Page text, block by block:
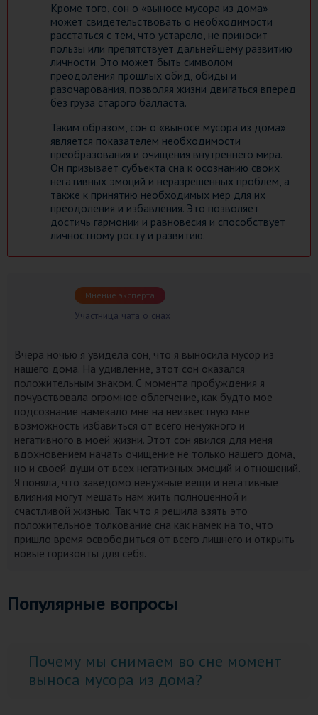
Кроме того, сон о «выносе мусора из дома»
может свидетельствовать о необходимости
расстаться с тем, что устарело, не приносит
пользы или препятствует дальнейшему развитию
личности. Это может быть символом
преодоления прошлых обид, обиды и
разочарования, позволяя жизни двигаться вперед
без груза старого балласта.
Таким образом, сон о «выносе мусора из дома»
является показателем необходимости
преобразования и очищения внутреннего мира.
Он призывает субъекта сна к осознанию своих
негативных эмоций и неразрешенных проблем, а
также к принятию необходимых мер для их
преодоления и избавления. Это позволяет
достичь гармонии и равновесия и способствует
личностному росту и развитию.
Мнение эксперта
Участница чата о снах
Вчера ночью я увидела сон, что я выносила мусор из
нашего дома. На удивление, этот сон оказался
положительным знаком. С момента пробуждения я
почувствовала огромное облегчение, как будто мое
подсознание намекало мне на неизвестную мне
возможность избавиться от всего ненужного и
негативного в моей жизни. Этот сон явился для меня
вдохновением начать очищение не только нашего дома,
но и своей души от всех негативных эмоций и отношений.
Я поняла, что заведомо ненужные вещи и негативные
влияния могут мешать нам жить полноценной и
счастливой жизнью. Так что я решила взять это
положительное толкование сна как намек на то, что
пришло время освободиться от всего лишнего и открыть
новые горизонты для себя.
Популярные вопросы
Почему мы снимаем во сне момент
выноса мусора из дома?